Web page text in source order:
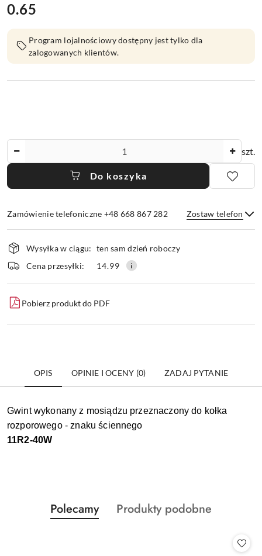
Cena:
0.65
Program lojalnościowy dostępny jest tylko dla
zalogowanych klientów.
szt.
Do koszyka
Zamówienie telefoniczne +48 668 867 282 Zostaw telefon
Wyślij
Dostępność
i
dostawa
Wysyłka w ciągu: ten sam dzień roboczy
Cena przesyłki:
14.99
Pobierz produkt do PDF
OPIS OPINIE I OCENY (0) ZADAJ PYTANIE
Gwint wykonany z mosiądzu przeznaczony do kołka
rozporowego - znaku ściennego
11R2-40W
Pomiń karuzelę produktów
Produkty
o
Polecamy
Produkty
Produkty podobne